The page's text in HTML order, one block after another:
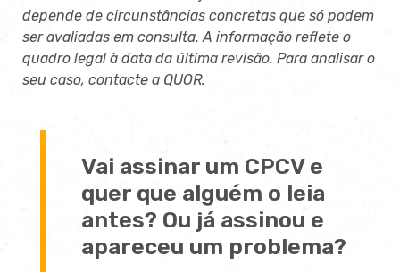
depende de circunstâncias concretas que só podem
ser avaliadas em consulta. A informação reflete o
quadro legal à data da última revisão. Para analisar o
seu caso, contacte a QUOR.
Vai assinar um CPCV e
quer que alguém o leia
antes? Ou já assinou e
apareceu um problema?